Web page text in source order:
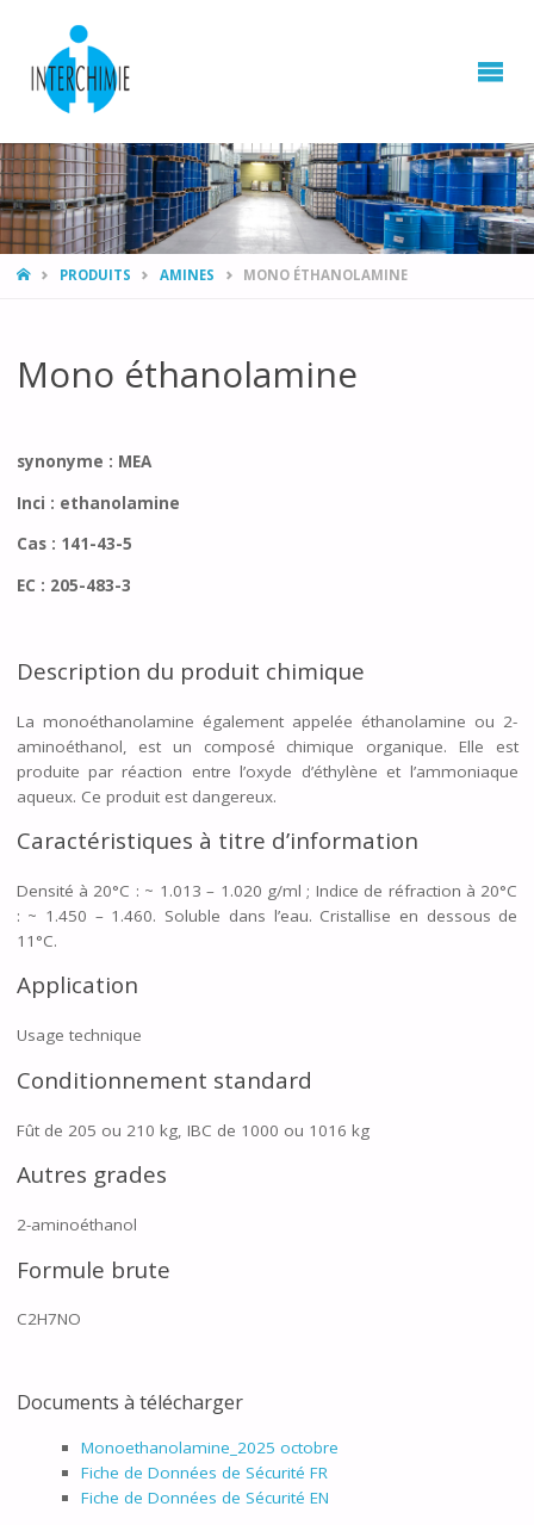
HOMEPRODUITS AMINES MONO ÉTHANOLAMINE
Mono éthanolamine
synonyme : MEA
Inci : ethanolamine
Cas : 141-43-5
EC : 205-483-3
Description du produit chimique
La monoéthanolamine également appelée éthanolamine ou 2-
aminoéthanol, est un composé chimique organique. Elle est
produite par réaction entre l’oxyde d’éthylène et l’ammoniaque
aqueux. Ce produit est dangereux.
Caractéristiques à titre d’information
Densité à 20°C : ~ 1.013 – 1.020 g/ml ; Indice de réfraction à 20°C
: ~ 1.450 – 1.460. Soluble dans l’eau. Cristallise en dessous de
11°C.
Application
Usage technique
Conditionnement standard
Fût de 205 ou 210 kg, IBC de 1000 ou 1016 kg
Autres grades
2-aminoéthanol
Formule brute
C2H7NO
Documents à télécharger
Monoethanolamine_2025 octobre
Fiche de Données de Sécurité FR
Fiche de Données de Sécurité EN